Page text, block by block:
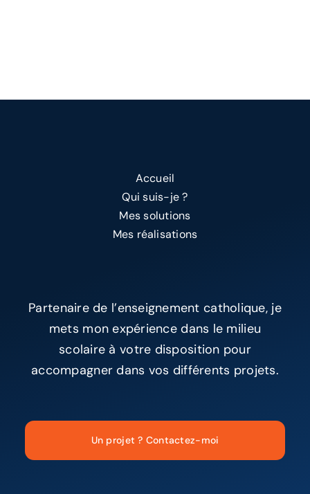
Accueil
Qui suis-je ?
Mes solutions
Mes réalisations
Partenaire de l’enseignement catholique, je
mets mon expérience dans le milieu
scolaire à votre disposition pour
accompagner dans vos différents projets.
Un projet ? Contactez-moi